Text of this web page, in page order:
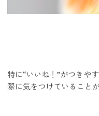
特に“いいね！”がつきや
際に気をつけていること